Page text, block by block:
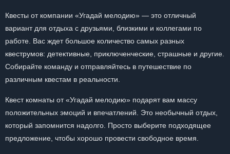
Квесты от компании «Угадай мелодию» — это отличный
вариант для отдыха с друзьями, близкими и коллегами по
работе. Вас ждет большое количество самых разных
квеструмов: детективные, приключенческие, страшные и другие.
Собирайте команду и отправляйтесь в путешествие по
различным квестам в реальности.
Квест комнаты от «Угадай мелодию» подарят вам массу
положительных эмоций и впечатлений. Это необычный отдых,
который запомнится надолго. Просто выберите подходящее
предложение, чтобы хорошо провести свободное время.